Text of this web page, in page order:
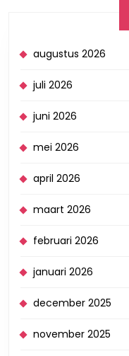
augustus 2026
juli 2026
juni 2026
mei 2026
april 2026
maart 2026
februari 2026
januari 2026
december 2025
november 2025